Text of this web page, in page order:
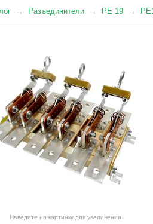
Разъединители РЕ 19
Наведите на картинку для увеличения